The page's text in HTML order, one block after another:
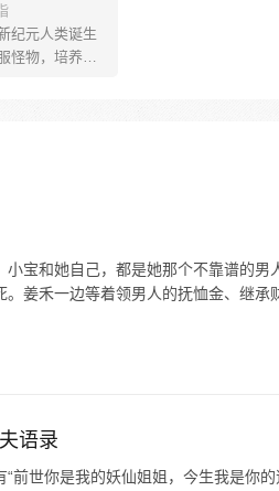
纪元人类诞生
怪物，培养怪
翔九天的真
宝和她自己，都是她那个不靠谱的男
。姜禾一边等着领男人的抚恤金、继承
语录
前世你是我的妖仙姐姐，今生我是你